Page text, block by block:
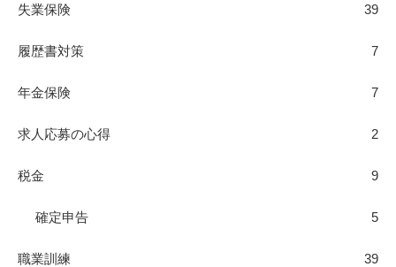
失業保険 39
履歴書対策 7
年金保険 7
求人応募の心得 2
税金 9
確定申告 5
職業訓練 39